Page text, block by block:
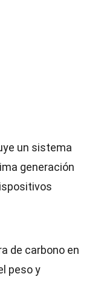
un sistema
generación
de carbono en
peso y